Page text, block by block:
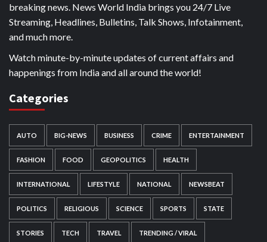
breaking news. News World India brings you 24/7 Live
Streaming, Headlines, Bulletins, Talk Shows, Infotainment,
and much more.
Watch minute-by-minute updates of current affairs and
happenings from India and all around the world!
Categories
AUTO BIG-NEWS BUSINESS CRIME ENTERTAINMENT
FASHION FOOD GEOPOLITICS HEALTH
INTERNATIONAL LIFESTYLE NATIONAL NEWSBEAT
POLITICS RELIGIOUS SCIENCE SPORTS STATE
STORIES TECH TRAVEL TRENDING / VIRAL